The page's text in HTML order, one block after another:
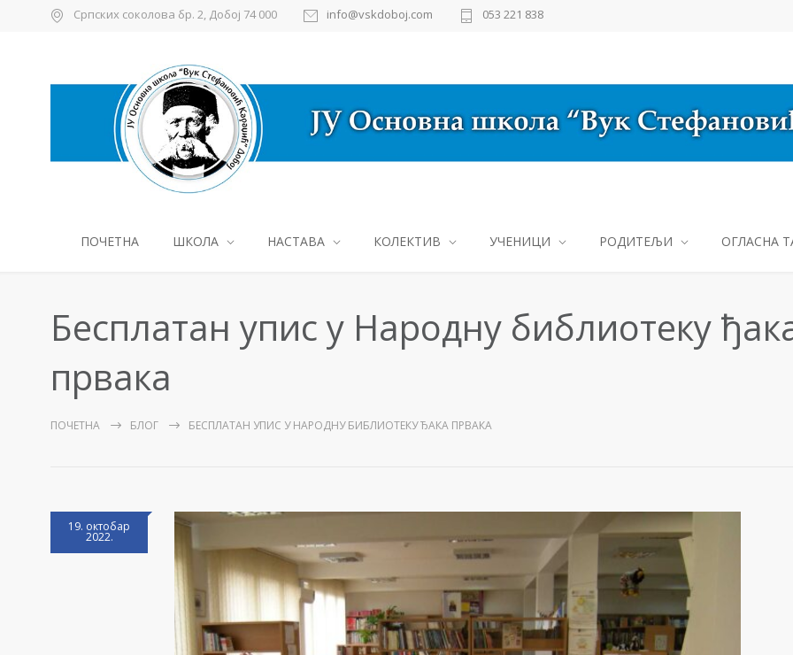
Српских соколова бр. 2, Добој 74 000 info@vskdoboj.com 053 221 838
ПОЧЕТНА ШКОЛА НАСТАВА КОЛЕКТИВ УЧЕНИЦИ РОДИТЕЉИ ОГЛАСНА
Бесплатан упис у Народну библиотеку
првака
ПОЧЕТНА БЛОГ БЕСПЛАТАН УПИС У НАРОДНУ БИБЛИОТЕКУ ЂАКА ПРВАКА
19. октобар
2022.